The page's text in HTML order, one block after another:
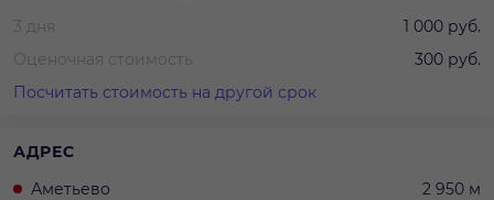
3 дня
1 000 руб.
Оценочная стоимость
300 руб.
Посчитать стоимость на другой срок
АДРЕС
Аметьево
2 950 м